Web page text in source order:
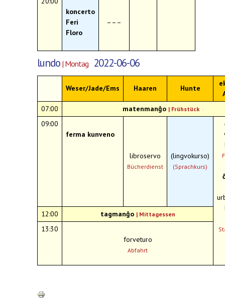
koncerto
Feri
Floro
–––
lundo | Montag 2022-06-06
Weser/Jade/Ems Haaren Hunte
07:00
matenmanĝo | Frühstück
09:00
ferma kunveno
libroservo
Bücherdienst
(lingvokurso)
(Sprachkurs)
12:00 tagmanĝo | Mittagessen
13:30
forveturo
Abfahrt